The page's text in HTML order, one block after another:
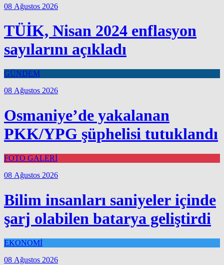
08 Ağustos 2026
TÜİK, Nisan 2024 enflasyon
sayılarını açıkladı
GÜNDEM
08 Ağustos 2026
Osmaniye’de yakalanan
PKK/YPG şüphelisi tutuklandı
FOTO GALERİ
08 Ağustos 2026
Bilim insanları saniyeler içinde
şarj olabilen batarya geliştirdi
EKONOMİ
08 Ağustos 2026